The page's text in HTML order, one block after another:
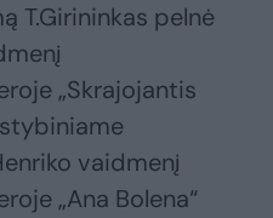
T.Girininkas pelnė
„Skrajojantis
vaidmenį
„Ana Bolena“